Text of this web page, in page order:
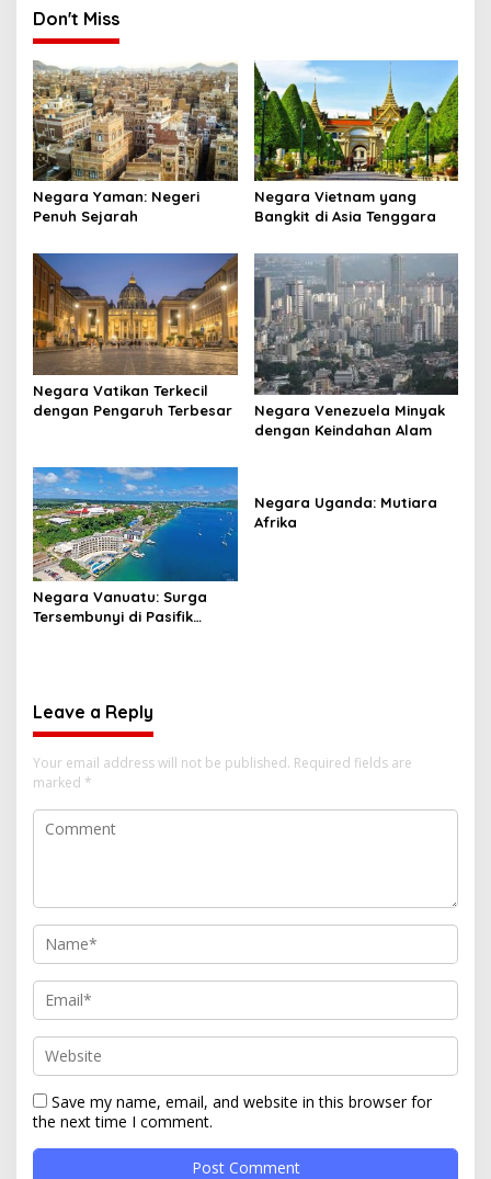
Don't Miss
Negara Yaman: Negeri
Penuh Sejarah
Negara Vietnam yang
Bangkit di Asia Tenggara
Negara Vatikan Terkecil
dengan Pengaruh Terbesar
Negara Venezuela Minyak
dengan Keindahan Alam
Negara Vanuatu: Surga
Tersembunyi di Pasifik
Negara Uganda: Mutiara
Afrika
Leave a Reply
Your email address will not be published. Required fields are
marked *
Save my name, email, and website in this browser for
the next time I comment.